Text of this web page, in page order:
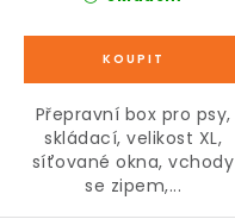
Přepravní box pro psy,
skládací, velikost XL,
síťované okna, vchody
se zipem,...